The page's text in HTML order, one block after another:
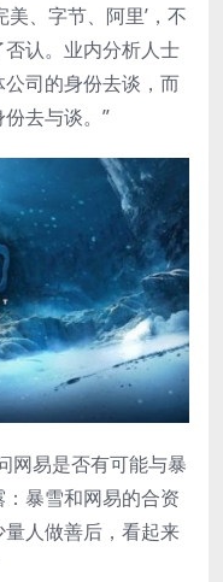
、字节、阿里’，不
认。业内分析人士
司的身份去谈，而
去与谈。”
易是否有可能与暴
暴雪和网易的合资
人做善后，看起来